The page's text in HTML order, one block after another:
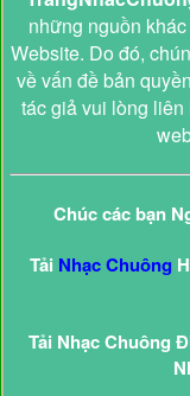
những nguồn
Website. Do đó,
về vấn đề bản
tác giả vui lòng
Chúc các bạn
Tải Nhạc Chuông
Tải Nhạc Chuông